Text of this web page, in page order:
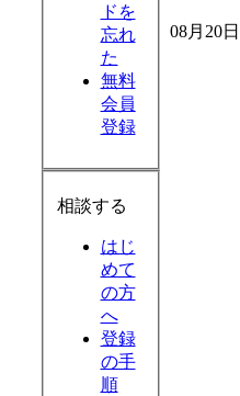
ドを
忘れ
た
無料
会員
登録
相談する
はじ
めて
の方
へ
登録
の手
順
08月20日